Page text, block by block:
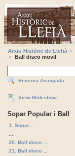
Arxiu Històric de Llefià
Ball disco movil
Recerca Avançada
View Slideshow
Sopar Popular i Ball
1. Sopar...
20. Ball disco ...
21. Ball disco ...